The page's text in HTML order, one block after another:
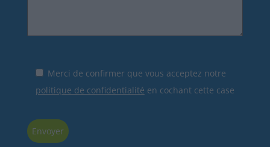
Merci de confirmer que vous acceptez notre
politique de confidentialité en cochant cette case